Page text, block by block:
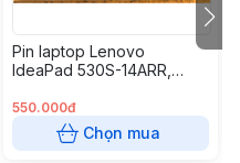
Pin laptop Lenovo
IdeaPad 530S-14ARR,
Yoga 530-14ARR, 530-
14IKB, L17C4PB0
L17M4PB0 45Wh
550.000đ
Chọn mua